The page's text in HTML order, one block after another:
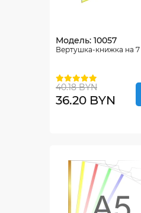
Модель: 10057
Вертушка-книжка на
40.18 BYN
36.20 BYN